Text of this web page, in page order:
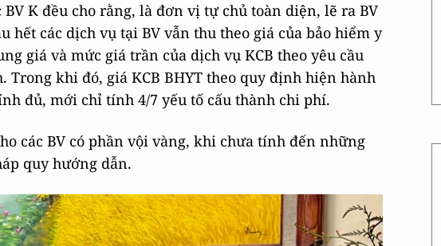
BV K đều cho rằng, là đơn vị tự chủ toàn diện, lẽ ra BV
hết các dịch vụ tại BV vẫn thu theo giá của bảo hiểm y
giá và mức giá trần của dịch vụ KCB theo yêu cầu
Trong khi đó, giá KCB BHYT theo quy định hiện hành
đủ, mới chỉ tính 4/7 yếu tố cấu thành chi phí.
các BV có phần vội vàng, khi chưa tính đến những
quy hướng dẫn.